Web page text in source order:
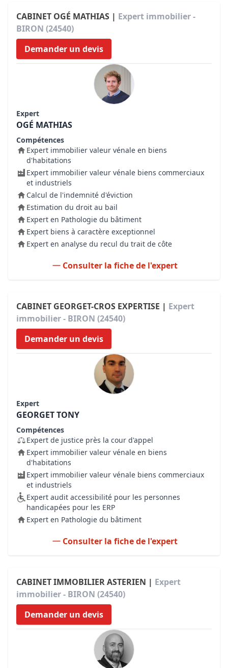
CABINET OGÉ MATHIAS | Expert immobilier -
BIRON (24540)
Demander un devis
Expert
OGÉ MATHIAS
Compétences
Expert immobilier valeur vénale en biens
d'habitations
Expert immobilier valeur vénale biens commerciaux
et industriels
Calcul de l'indemnité d'éviction
Estimation du droit au bail
Expert en Pathologie du bâtiment
Expert biens à caractère exceptionnel
Expert en analyse du recul du trait de côte
Consulter la fiche de l'expert
CABINET GEORGET-CROS EXPERTISE | Expert
immobilier - BIRON (24540)
Demander un devis
Expert
GEORGET TONY
Compétences
Expert de justice près la cour d'appel
Expert immobilier valeur vénale en biens
d'habitations
Expert immobilier valeur vénale biens commerciaux
et industriels
Expert audit accessibilité pour les personnes
handicapées pour les ERP
Expert en Pathologie du bâtiment
Consulter la fiche de l'expert
CABINET IMMOBILIER ASTERIEN | Expert
immobilier - BIRON (24540)
Demander un devis